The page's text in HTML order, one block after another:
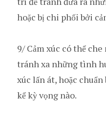
hoặc bị chi phối bởi
9/ Cảm xúc có thể
tránh xa những tình
xúc lấn át, hoặc
kể kỳ vọng nào.